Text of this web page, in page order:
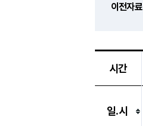
이전자료
시간
일.시